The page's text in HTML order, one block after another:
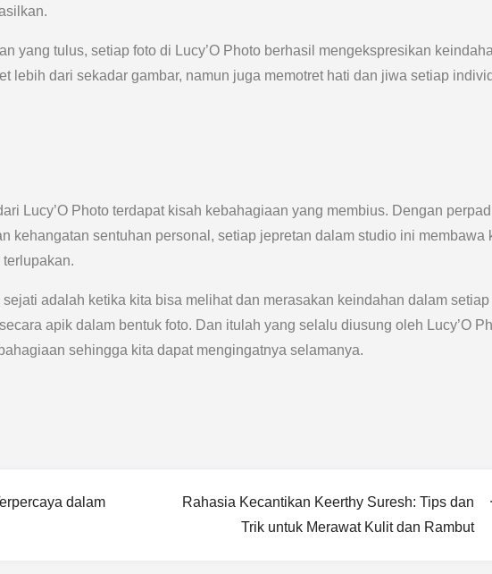
yang tulus, setiap foto di Lucy’O Photo berhasil mengekspresikan
lebih dari sekadar gambar, namun juga memotret hati dan jiwa setiap
Lucy’O Photo terdapat kisah kebahagiaan yang membius. Dengan
kehangatan sentuhan personal, setiap jepretan dalam studio ini membawa
adalah ketika kita bisa melihat dan merasakan keindahan dalam setiap
apik dalam bentuk foto. Dan itulah yang selalu diusung oleh Lucy’O
sehingga kita dapat mengingatnya selamanya.
dalam
Rahasia Kecantikan Keerthy Suresh: Tips dan
Trik untuk Merawat Kulit dan Rambut